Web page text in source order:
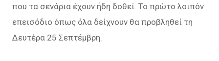
που τα σενάρια έχουν ήδη δοθεί. Το πρώτο λοιπόν
επεισόδιο όπως όλα δείχνουν θα προβληθεί τη
Δευτέρα 25 Σεπτέμβρη.